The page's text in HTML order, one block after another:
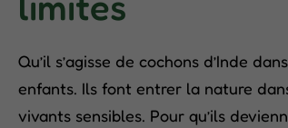
Qu’il s’agisse de cochons d’Inde
enfants. Ils font entrer la nature
vivants sensibles. Pour qu’ils